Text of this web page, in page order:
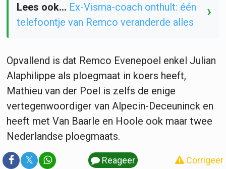
Lees ook... Ex-Visma-coach onthult: één
telefoontje van Remco veranderde alles
›
Opvallend is dat Remco Evenepoel enkel Julian
Alaphilippe als ploegmaat in koers heeft,
Mathieu van der Poel is zelfs de enige
vertegenwoordiger van Alpecin-Deceuninck en
heeft met Van Baarle en Hoole ook maar twee
Nederlandse ploegmaats.
𝕏 Reageer Corrigeer